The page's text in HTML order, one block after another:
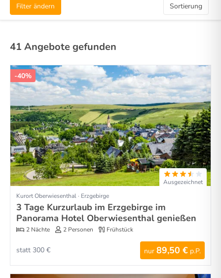
Filter ändern Sortierung
41 Angebote gefunden
-40%
Ausgezeichnet
Kurort Oberwiesenthal · Erzgebirge
3 Tage Kurzurlaub im Erzgebirge im
Panorama Hotel Oberwiesenthal genießen
2 Nächte 2 Personen Frühstück
nur 89,50 € p.P.
statt 300 €